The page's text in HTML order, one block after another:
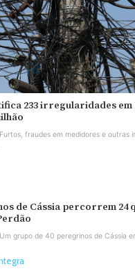
233 irregularidades em
fraudes em medidores e outras
de Cássia percorrem 24
grupo de 40 peregrinos de Cássia